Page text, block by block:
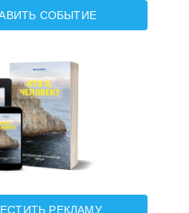
СОБЫТИЕ
РЕКЛАМУ